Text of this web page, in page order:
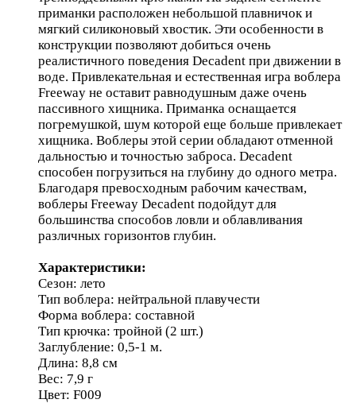
приманки расположен небольшой плавничок и
мягкий силиконовый хвостик. Эти особенности в
конструкции позволяют добиться очень
реалистичного поведения Decadent при движении в
воде. Привлекательная и естественная игра воблера
Freeway не оставит равнодушным даже очень
пассивного хищника. Приманка оснащается
погремушкой, шум которой еще больше привлекает
хищника. Воблеры этой серии обладают отменной
дальностью и точностью заброса. Decadent
способен погрузиться на глубину до одного метра.
Благодаря превосходным рабочим качествам,
воблеры Freeway Decadent подойдут для
большинства способов ловли и облавливания
различных горизонтов глубин.
Характеристики:
Сезон: лето
Тип воблера: нейтральной плавучести
Форма воблера: составной
Тип крючка: тройной (2 шт.)
Заглубление: 0,5-1 м.
Длина: 8,8 см
Вес: 7,9 г
Цвет: F009